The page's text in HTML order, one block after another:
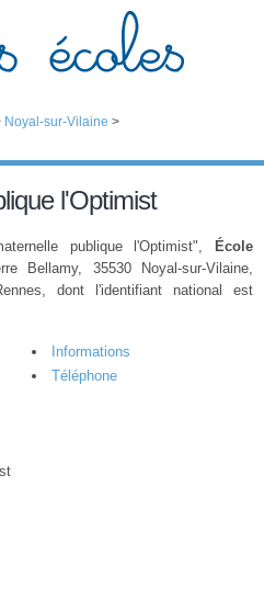
Noyal-sur-Vilaine >
l'Optimist
publique l'Optimist",
École
Bellamy, 35530 Noyal-sur-Vilaine,
dont l'identifiant national est
Informations
Téléphone